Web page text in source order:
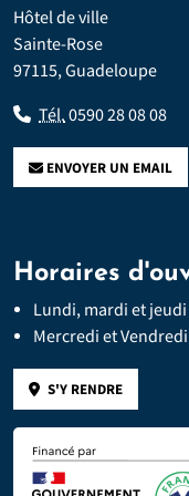
Hôtel de ville
Sainte-Rose
97115, Guadeloupe
Tél.0590 28 08 08
ENVOYER UN EMAIL
Horaires
Lundi, mardi et jeudi
Mercredi et
S'Y RENDRE